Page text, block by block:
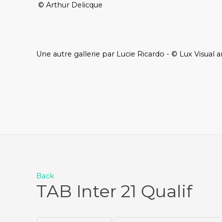
© Arthur Delicque
Une autre gallerie par Lucie Ricardo - © Lux Visual
Back
TAB Inter 21 Qualif